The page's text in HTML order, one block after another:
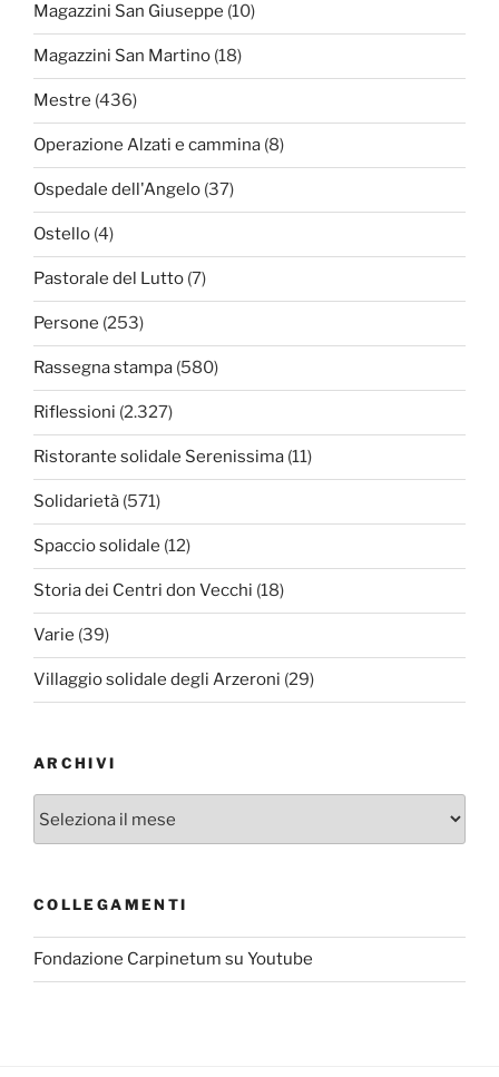
Magazzini San Giuseppe (10)
Magazzini San Martino (18)
Mestre (436)
Operazione Alzati e cammina (8)
Ospedale dell'Angelo (37)
Ostello (4)
Pastorale del Lutto (7)
Persone (253)
Rassegna stampa (580)
Riflessioni (2.327)
Ristorante solidale Serenissima (11)
Solidarietà (571)
Spaccio solidale (12)
Storia dei Centri don Vecchi (18)
Varie (39)
Villaggio solidale degli Arzeroni (29)
ARCHIVI
Archivi
COLLEGAMENTI
Fondazione Carpinetum su Youtube